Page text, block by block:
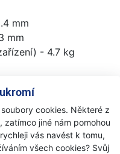
cookies. Některé z
zatímco jiné nám pomohou
vás navést k tomu,
všech cookies? Svůj
mm
mm
- 4.7 kg
cm³
0.5 mm